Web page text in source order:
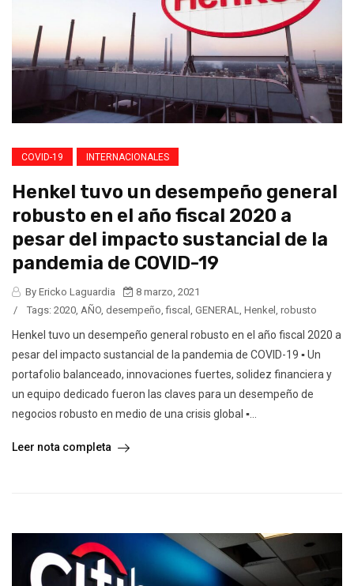
COVID-19 INTERNACIONALES
Henkel tuvo un desempeño general
robusto en el año fiscal 2020 a
pesar del impacto sustancial de la
pandemia de COVID-19
By Ericko Laguardia
8 marzo, 2021
/
Tags: 2020 AÑO desempeño ,fiscal GENERAL Henkel robusto
Henkel tuvo un desempeño general robusto en el año fiscal 2020 a
pesar del impacto sustancial de la pandemia de COVID-19 ▪ Un
portafolio balanceado, innovaciones fuertes, solidez financiera y
un equipo dedicado fueron las claves para un desempeño de
negocios robusto en medio de una crisis global ▪...
Leer nota completa